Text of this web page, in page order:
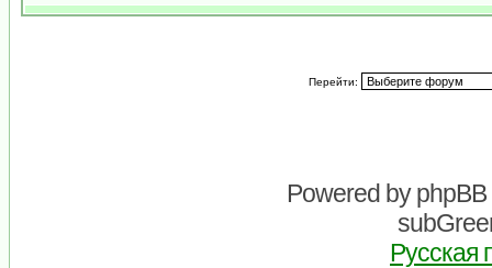
Перейти:
Powered byphpBB
Русская